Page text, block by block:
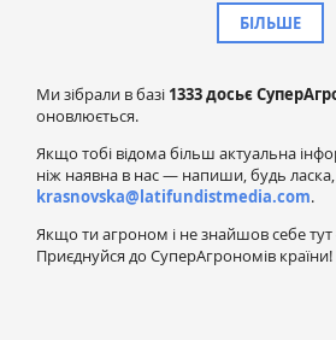
БІЛЬШЕ
Ми зібрали в базі 1333 досьє
оновлюється.
Якщо тобі відома більш актуальна
ніж наявна в нас — напиши, будь
krasnovska@latifundistmedia.com.
Якщо ти агроном і не знайшов себе
Приєднуйся до СуперАгрономів країни!